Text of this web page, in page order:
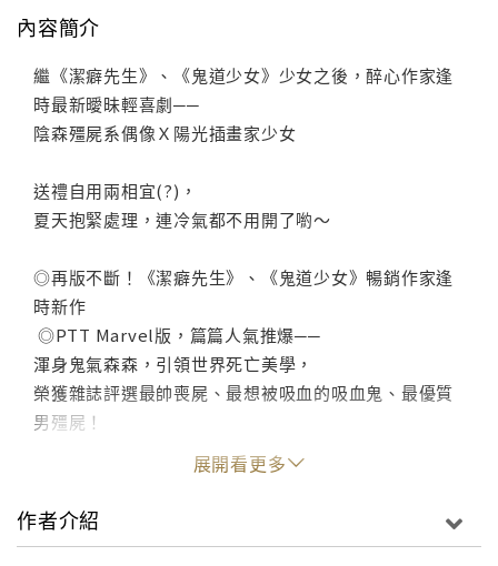
內容簡介
繼《潔癖先生》、《鬼道少女》少女之後，醉心作家逢
時最新曖昧輕喜劇──
陰森殭屍系偶像Ｘ陽光插畫家少女
送禮自用兩相宜(?)，
夏天抱緊處理，連冷氣都不用開了喲～
◎再版不斷！《潔癖先生》、《鬼道少女》暢銷作家逢
時新作
◎PTT Marvel版，篇篇人氣推爆──
渾身鬼氣森森，引領世界死亡美學，
榮獲雜誌評選最帥喪屍、最想被吸血的吸血鬼、最優質
男殭屍！
韓淨安，專扮亡者、好萊塢目前最閃耀的新星，
卻天生有張「死人臉」，冷酷、討厭別人接近、不近人
情到了極點，
即使受廣大粉絲崇拜，卻也無人敢於親近……
展開看更多
作者介紹